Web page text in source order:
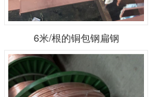
6米/根的铜包钢扁钢